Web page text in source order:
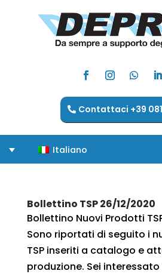
Contattaci +39
Italiano
Bollettino TSP 26/12/2020
Bollettino Nuovi Prodotti
Sono riportati di seguito i
TSP inseriti a catalogo e
produzione. Sei